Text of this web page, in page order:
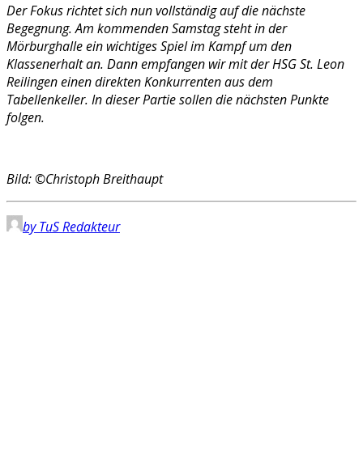
Der Fokus richtet sich nun vollständig auf die nächste
Begegnung. Am kommenden Samstag steht in der
Mörburghalle ein wichtiges Spiel im Kampf um den
Klassenerhalt an. Dann empfangen wir mit der HSG St. Leon
Reilingen einen direkten Konkurrenten aus dem
Tabellenkeller. In dieser Partie sollen die nächsten Punkte
folgen.
Bild: ©Christoph Breithaupt
by TuS Redakteur